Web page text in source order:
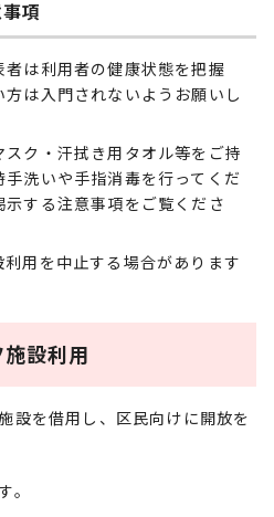
項
は利用者の健康状態を把握
は入門されないようお願いし
ク・汗拭き用タオル等をご持
洗いや手指消毒を行ってくだ
する注意事項をご覧くださ
用を中止する場合があります
設利用
設を借用し、区民向けに開放を
。